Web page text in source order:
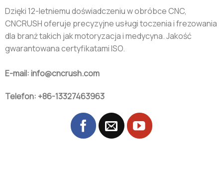
Dzięki 12-letniemu doświadczeniu w obróbce CNC,
CNCRUSH oferuje precyzyjne usługi toczenia i frezowania
dla branż takich jak motoryzacja i medycyna. Jakość
gwarantowana certyfikatami ISO.
E-mail: info@cncrush.com
Telefon: +86-13327463963